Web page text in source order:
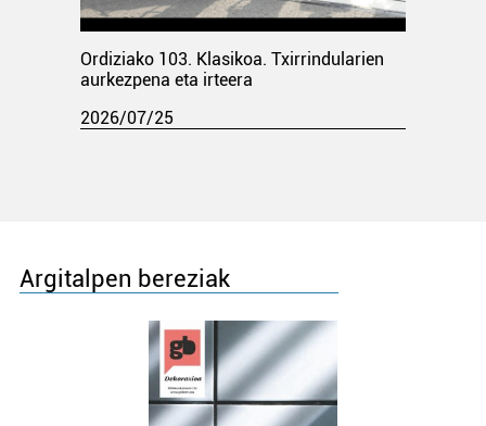
Ordiziako 103. Klasikoa. Txirrindularien
aurkezpena eta irteera
2026/07/25
Argitalpen bereziak